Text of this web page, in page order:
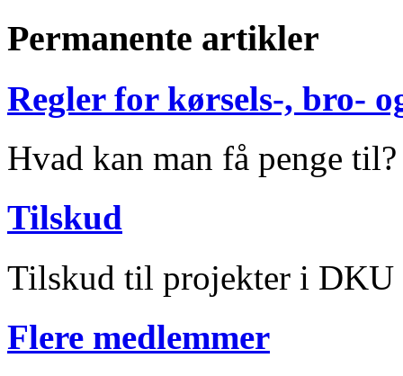
Permanente artikler
Regler for kørsels-, bro-
Hvad kan man få penge til?
Tilskud
Tilskud til projekter i DKU
Flere medlemmer